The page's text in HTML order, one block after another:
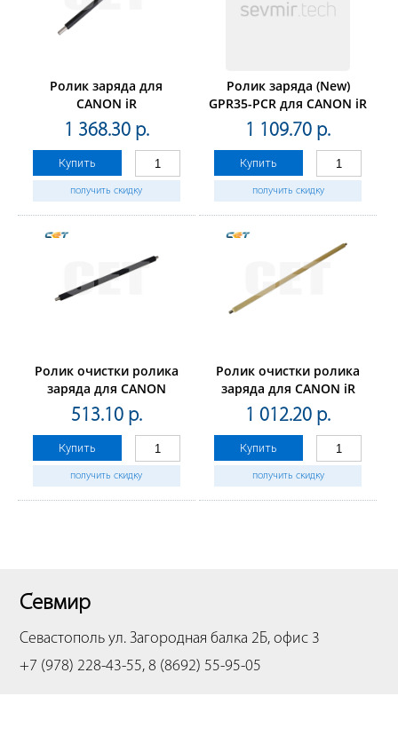
Ролик заряда для
CANON iR
ADVANCEC3325i/C3330i/C3320/C3320L/C3320i
(CET), CET5227
1 368.30 р.
Купить
получить скидку
Ролик заряда (New)
GPR35-PCR для CANON iR
ADVANCE4025/4035/4225/4245
(CET), CET251019
1 109.70 р.
Купить
получить скидку
Ролик очистки ролика
заряда для CANON
iR1730/1740/1750/iRADVANCE
400/500 (CET), CET5161
513.10 р.
Купить
получить скидку
Ролик очистки ролика
заряда для CANON iR
ADVANCEC3325i/C3330i/
(CET),CET5254
1 012.20 р.
Купить
получить скидку
Севмир
Севастополь ул. Загородная балка 2Б, офис 3
+7 (978) 228-43-55, 8 (8692) 55-95-05